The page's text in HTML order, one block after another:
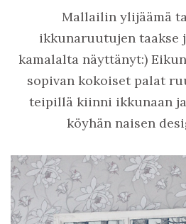
Mallailin ylijäämä
ikkunaruutujen taakse
kamalalta näyttänyt:)
sopivan kokoiset palat
teipillä kiinni ikkunaan
köyhän naisen